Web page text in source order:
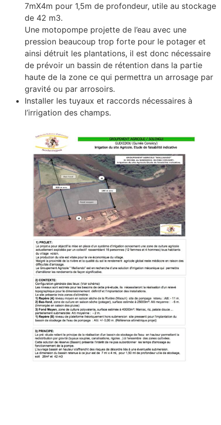
7mX4m pour 1,5m de profondeur, utile au stockage
de 42 m3.
Une motopompe projette de l’eau avec une
pression beaucoup trop forte pour le potager et
ainsi détruit les plantations, il est donc nécessaire
de prévoir un bassin de rétention dans la partie
haute de la zone ce qui permettra un arrosage par
gravité ou par arrosoirs.
Installer les tuyaux et raccords nécessaires à
l’irrigation des champs.